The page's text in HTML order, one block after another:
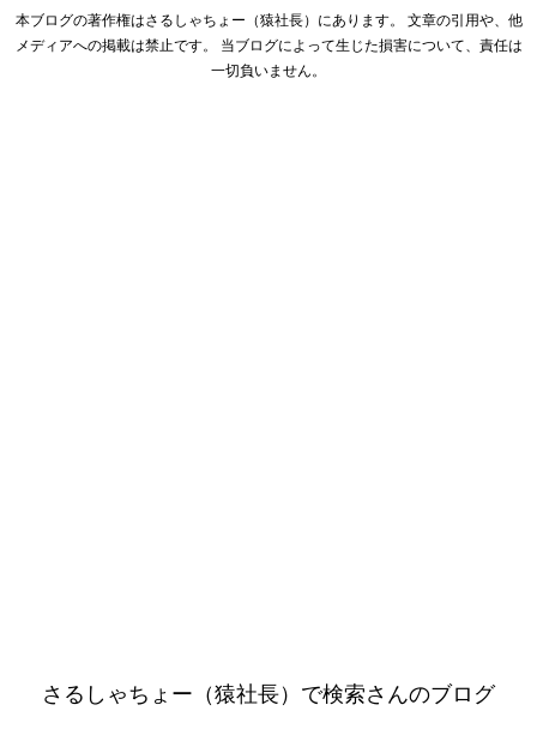
本ブログの著作権はさるしゃちょー（猿社長）にあります。 文章の引用や、他
メディアへの掲載は禁止です。 当ブログによって生じた損害について、責任は
一切負いません。
さるしゃちょー（猿社長）で検索さんのブログ